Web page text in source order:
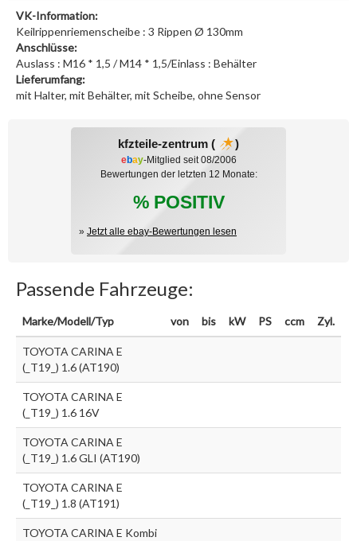
VK-Information:
Keilrippenriemenscheibe : 3 Rippen Ø 130mm
Anschlüsse:
Auslass : M16 * 1,5 / M14 * 1,5/Einlass : Behälter
Lieferumfang:
mit Halter, mit Behälter, mit Scheibe, ohne Sensor
kfzteile-zentrum ( )
ebay-Mitglied seit 08/2006
Bewertungen der letzten 12 Monate:
% POSITIV
» Jetzt alle ebay-Bewertungen lesen
Passende Fahrzeuge:
Marke/Modell/Typ von bis kW PS ccm Zyl.
TOYOTA CARINA E
(_T19_) 1.6 (AT190)
TOYOTA CARINA E
(_T19_) 1.6 16V
TOYOTA CARINA E
(_T19_) 1.6 GLI (AT190)
TOYOTA CARINA E
(_T19_) 1.8 (AT191)
TOYOTA CARINA E Kombi